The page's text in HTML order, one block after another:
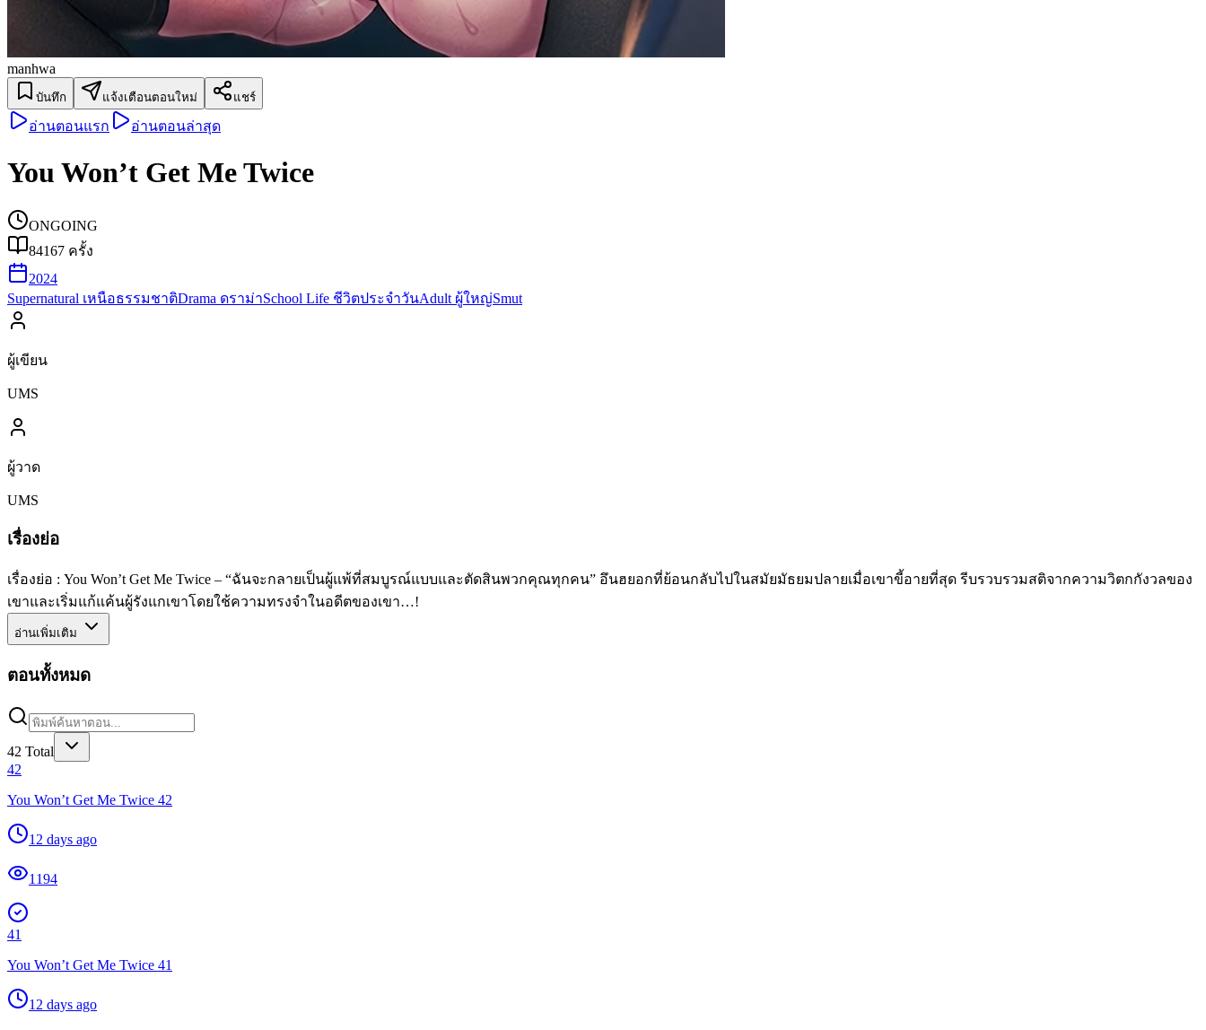
manhwa
บันทึก แจ้งเตือนตอนใหม่ แชร์
อ่านตอนแรก อ่านตอนล่าสุด
You Won’t Get Me Twice
ONGOING
84167 ครั้ง
2024
Supernatural เหนือธรรมชาติDrama ดราม่าSchool Life ชีวิตประจำวันAdult ผู้ใหญ่Smut
ผู้เขียน
UMS
ผู้วาด
UMS
เรื่องย่อ
เรื่องย่อ : You Won’t Get Me Twice – “ฉันจะกลายเป็นผู้แพ้ที่สมบูรณ์แบบและตัดสินพวกคุณทุกคน” อึนฮยอกที่ย้อนกลับไปในสมัยมัธยมปลายเมื่อเขาขี้อายที่สุด รีบรวบรวมสติจากความวิตกกังวลของ
เขาและเริ่มแก้แค้นผู้รังแกเขาโดยใช้ความทรงจำในอดีตของเขา…!
อ่านเพิ่มเติม
ตอนทั้งหมด
42 Total
42
You Won’t Get Me Twice 42
12 days ago
1194
41
You Won’t Get Me Twice 41
12 days ago